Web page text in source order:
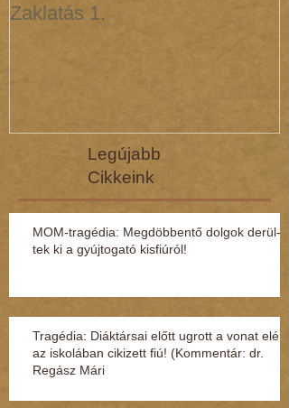
Zaklatás 1.
Legújabb
Cikkeink
MOM-tragédia: Megdöbbentő dol­gok de­rül­
tek ki a gyúj­to­gató kisfi­ú­ról!
Tragédia: Diáktársai előtt ugrott a vonat elé
az iskolában cikizett fiú! (Kommentár: dr.
Regász Mári